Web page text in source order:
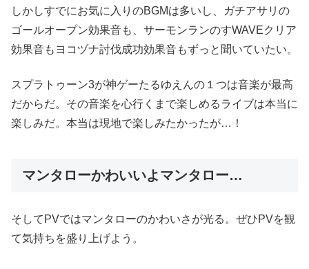
しかしすでにお気に入りのBGMは多いし、ガチアサリの
ゴールオープン効果音も、サーモンランのすWAVEクリア
効果音もヨコヅナ討伐成功効果音もずっと聞いていたい。
スプラトゥーン3が神ゲーたるゆえんの１つは音楽が最高
だからだ。その音楽を心行くまで楽しめるライブは本当に
楽しみだ。本当は現地で楽しみたかったが…！
マンタローかわいいよマンタロー…
そしてPVではマンタローのかわいさが光る。ぜひPVを観
て気持ちを盛り上げよう。